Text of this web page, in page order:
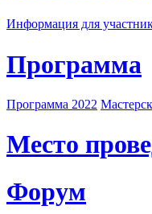
Информация для
Программа
Программа 2022
Место
Форум